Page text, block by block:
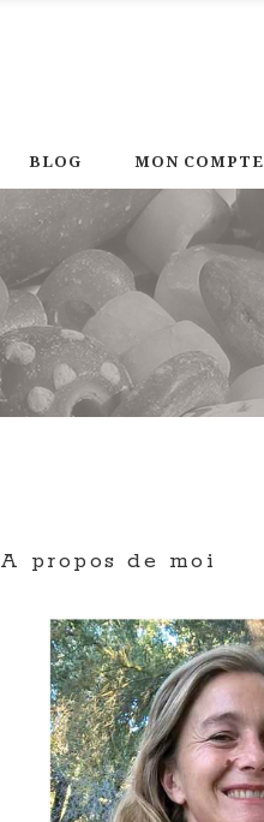
BLOG MON COMPTE
A propos de moi